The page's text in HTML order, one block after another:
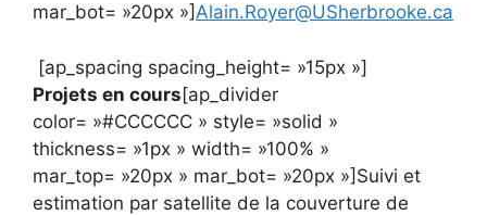
mar_bot= »20px »]Alain.Royer@USherbrooke.ca
[ap_spacing spacing_height= »15px »]
Projets en cours[ap_divider
color= »#CCCCCC » style= »solid »
thickness= »1px » width= »100% »
mar_top= »20px » mar_bot= »20px »] Suivi et
estimation par satellite de la couverture de